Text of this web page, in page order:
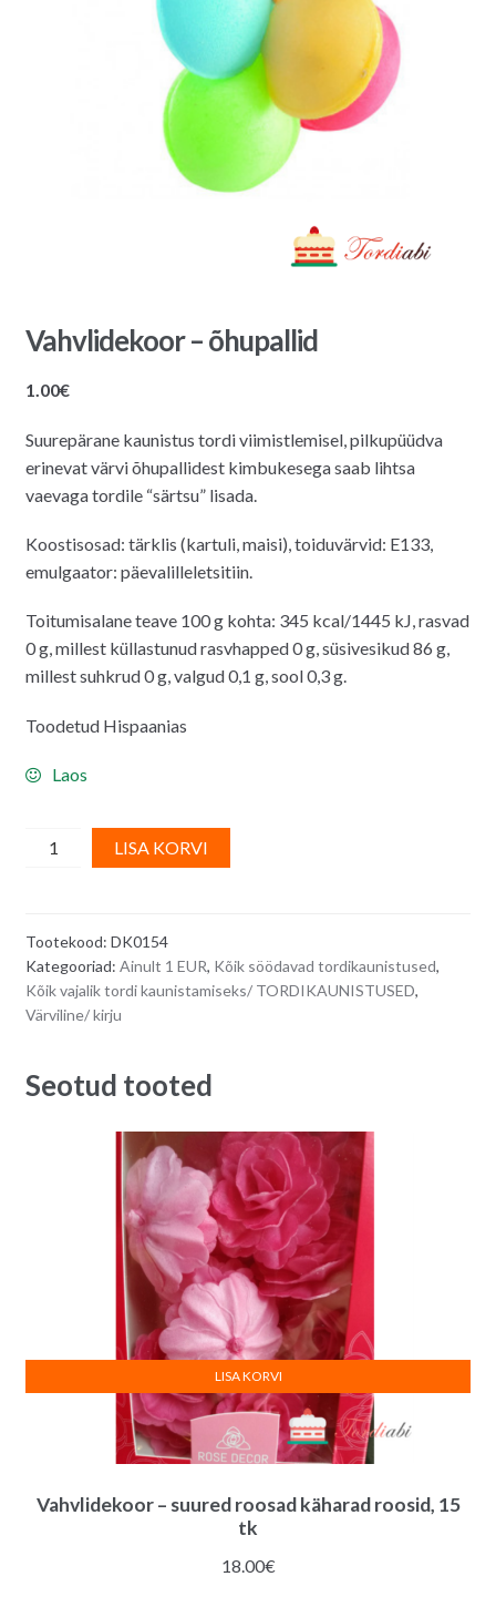
Vahvlidekoor – õhupallid
1.00€
Suurepärane kaunistus tordi viimistlemisel, pilkupüüdva
erinevat värvi õhupallidest kimbukesega saab lihtsa
vaevaga tordile “särtsu” lisada.
Koostisosad: tärklis (kartuli, maisi), toiduvärvid: E133,
emulgaator: päevalilleletsitiin.
Toitumisalane teave 100 g kohta: 345 kcal/1445 kJ, rasvad
0 g, millest küllastunud rasvhapped 0 g, süsivesikud 86 g,
millest suhkrud 0 g, valgud 0,1 g, sool 0,3 g.
Toodetud Hispaanias
Laos
VahvlidekoorLISA KORVI
:
Tootekood: DK0154
Kategooriad: Ainult 1 EUR, Kõik söödavad tordikaunistused,
Kõik vajalik tordi kaunistamiseks/ TORDIKAUNISTUSED,
Värviline/ kirju
Seotud tooted
Vahvlidekoor – suured roosad käharad roosid, 15
tk
18.00€
LISA KORVI